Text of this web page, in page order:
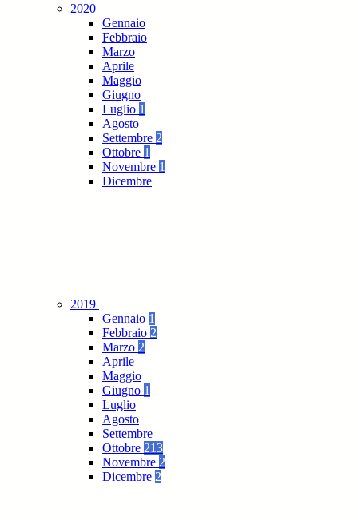
2020
Gennaio
Febbraio
Marzo
Aprile
Maggio
Giugno
Luglio 1
Agosto
Settembre 2
Ottobre 1
Novembre 1
Dicembre
2019
Gennaio 1
Febbraio 2
Marzo 2
Aprile
Maggio
Giugno 1
Luglio
Agosto
Settembre
Ottobre 213
Novembre 2
Dicembre 2